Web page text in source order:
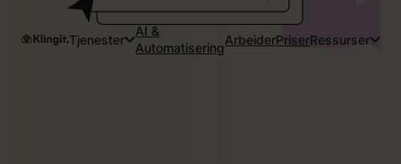
Tjenester
AI &
Automatisering
ArbeiderPriserRessurser